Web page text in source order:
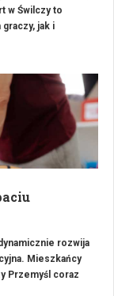
w Świlczy to
jak i
rozwija
Mieszkańcy
Przemyśl coraz